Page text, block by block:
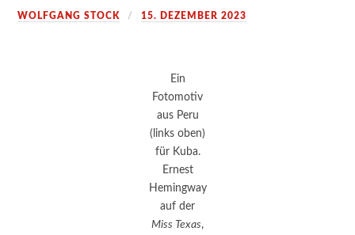
WOLFGANG STOCK 15. DEZEMBER 2023
Ein
Fotomotiv
aus Peru
(links oben)
für Kuba.
Ernest
Hemingway
auf der
Miss Texas,